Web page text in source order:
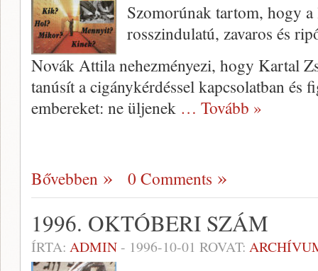
Szomorúnak tartom, hogy
rosszindulatú, zava­ros és
Novák Attila nehezményezi, hogy Kartal
tanúsít a cigánykérdéssel kapcsolatban és
embereket: ne üljenek … Tovább »
Bővebben 0 Comments
1996. OKTÓBERI SZÁM
ÍRTA: ADMIN- 1996-10-01 ROVAT: